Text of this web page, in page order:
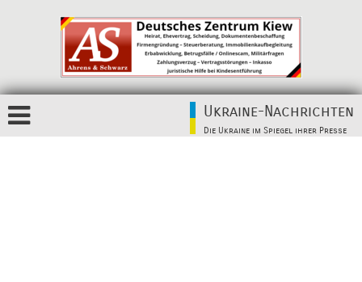
Ukraine-Nachrichten
Die Ukraine im Spiegel ihrer Presse